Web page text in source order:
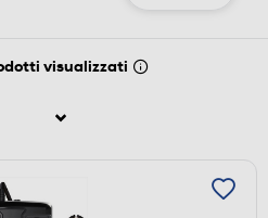
visualizzati